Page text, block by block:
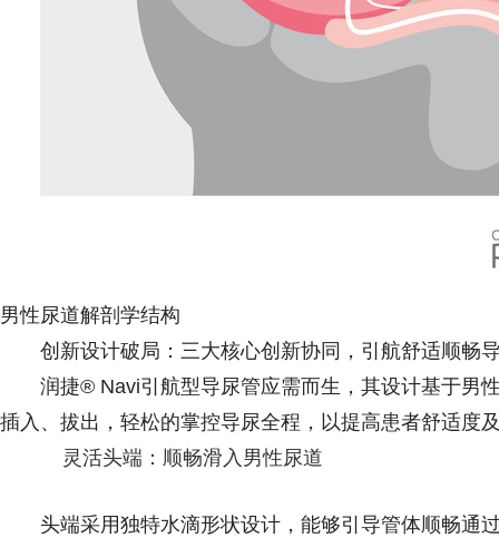
男性尿道解剖学结构
创新设计破局：三大核心创新协同，引航舒适顺畅
润捷® Navi引航型导尿管应需而生，其设计基于男
插入、拔出，轻松的掌控导尿全程，以提高患者舒适度
灵活头端‌：顺畅滑入男性尿道
头端采用独特水滴形状设计，能够引导管体顺畅通